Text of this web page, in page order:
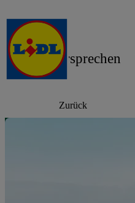
Unser Versprechen
Zurück